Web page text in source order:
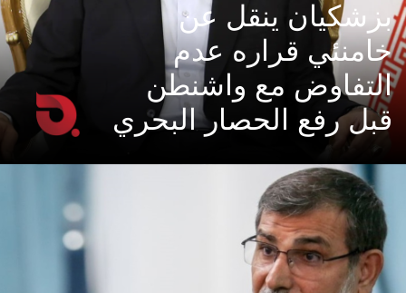
بزشكيان ينقل عن
خامنئي قراره عدم
التفاوض مع واشنطن
قبل رفع الحصار البحري